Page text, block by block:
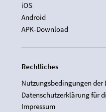
iOS
Android
APK-Download
Rechtliches
Nutzungsbedingungen der
Datenschutzerklärung für
Impressum